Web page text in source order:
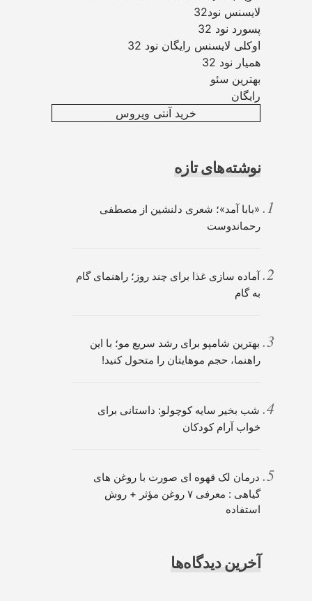
لایسنس نود32
پسورد نود 32
اوکلی لایسنس رایگان نود 32
همیار نود 32
بهترین سئو
رایگان
خرید آنتی ویروس
نوشته‌های تازه
«بابا آمد»؛ شعری دلنشین از مصطفی
رحماندوست
آماده سازی غذا برای چند روز؛ راهنمای گام
به گام
بهترین شامپو برای رشد سریع مو؛ با این
راهنما، حجم موهایتان را متحول کنید!
شب بخیر سایه کوچولو: داستانی برای
خواب آرام کودکان
درمان لک قهوه ای صورت با روغن های
گیاهی : معرفی ۷ روغن مؤثر + روش
استفاده
آخرین دیدگاه‌ها